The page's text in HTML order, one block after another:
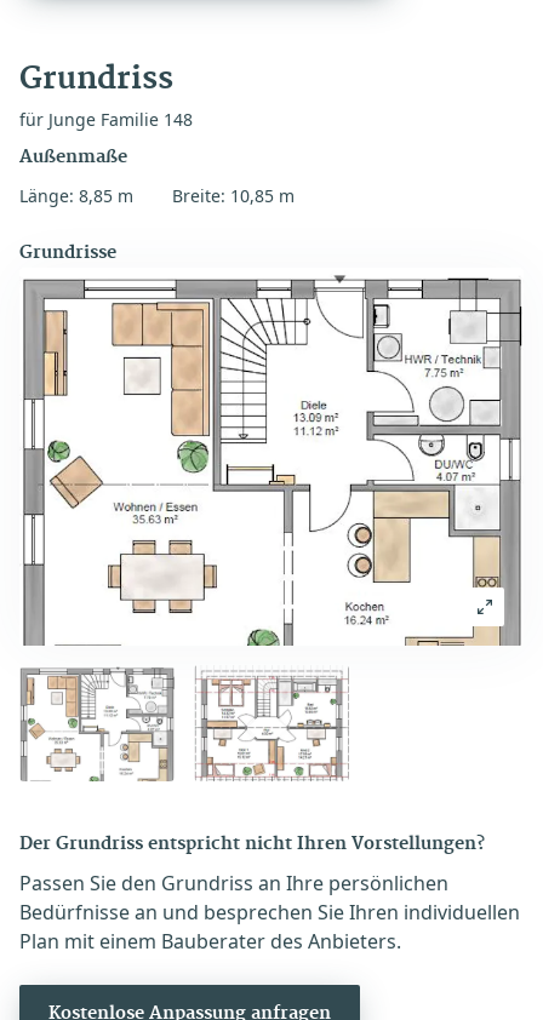
Grundriss
für Junge Familie 148
Außenmaße
Länge: 8,85 m Breite: 10,85 m
Grundrisse
Der Grundriss entspricht nicht Ihren Vorstellungen?
Passen Sie den Grundriss an Ihre persönlichen
Bedürfnisse an und besprechen Sie Ihren individuellen
Plan mit einem Bauberater des Anbieters.
Kostenlose Anpassung anfragen